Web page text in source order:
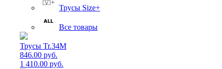
Трусы Size+
Все товары
Трусы Tr.34M
846.00 руб.
1 410.00 руб.